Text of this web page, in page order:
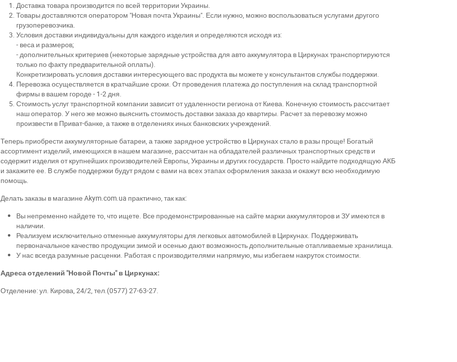
Доставка товара производится по всей территории Украины.
Товары доставляются оператором "Новая почта Украины". Если нужно, можно воспользоваться услугами другого
грузоперевозчика.
Условия доставки индивидуальны для каждого изделия и определяются исходя из:
- веса и размеров;
- дополнительных критериев (некоторые зарядные устройства для авто аккумулятора в Циркунах транспортируются
только по факту предварительной оплаты).
Конкретизировать условия доставки интересующего вас продукта вы можете у консультантов службы поддержки.
Перевозка осуществляется в кратчайшие сроки. От проведения платежа до поступления на склад транспортной
фирмы в вашем городе - 1-2 дня.
Стоимость услуг транспортной компании зависит от удаленности региона от Киева. Конечную стоимость рассчитает
наш оператор. У него же можно выяснить стоимость доставки заказа до квартиры. Расчет за перевозку можно
произвести в Приват-банке, а также в отделениях иных банковских учреждений.
Теперь приобрести аккумуляторные батареи, а также зарядное устройство в Циркунах стало в разы проще! Богатый
ассортимент изделий, имеющихся в нашем магазине, рассчитан на обладателей различных транспортных средств и
содержит изделия от крупнейших производителей Европы, Украины и других государств. Просто найдите подходящую АКБ
и закажите ее. В службе поддержки будут рядом с вами на всех этапах оформления заказа и окажут всю необходимую
помощь.
Делать заказы в магазине Akym.com.ua практично, так как:
Вы непременно найдете то, что ищете. Все продемонстрированные на сайте марки аккумуляторов и ЗУ имеются в
наличии.
Реализуем исключительно отменные аккумуляторы для легковых автомобилей в Циркунах. Поддерживать
первоначальное качество продукции зимой и осенью дают возможность дополнительные отапливаемые хранилища.
У нас всегда разумные расценки. Работая с производителями напрямую, мы избегаем накруток стоимости.
Адреса отделений "Новой Почты" в Циркунах:
Отделение: ул. Кирова, 24/2, тел.(0577) 27-63-27.